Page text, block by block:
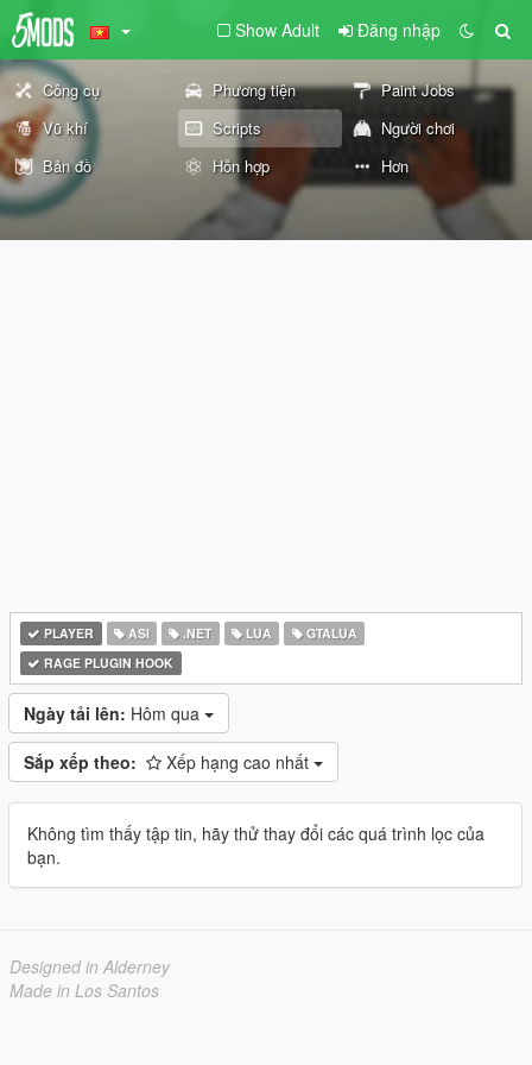
Show Adult Đăng nhập
Công cụ Phương tiện
Paint Jobs
Vũ khí
Scripts
Người chơi
Bản đồ
Hỗn hợp Hơn
PLAYER ASI .NET LUA
GTALUA
RAGE PLUGIN HOOK
Ngày tải lên: Hôm qua
Sắp xếp theo: Xếp hạng cao nhất
Không tìm thấy tập tin, hãy thử thay đổi các quá trình lọc của
bạn.
Designed in Alderney
Made in Los Santos